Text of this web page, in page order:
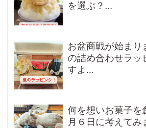
を選ぶ？...
お盆商戦が始まり
の詰め合わせラッ
すよ...
何を想いお菓子を
月６日に考えてみ